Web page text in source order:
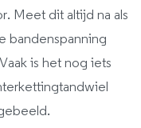
Meet dit altijd na als
bandenspanning
is het nog iets